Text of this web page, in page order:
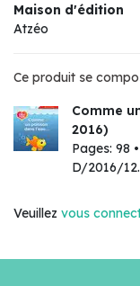
Maison d'édition
Atzéo
Ce produit se
Comme
2016)
Pages: 98
D/2016/
Veuillez vous